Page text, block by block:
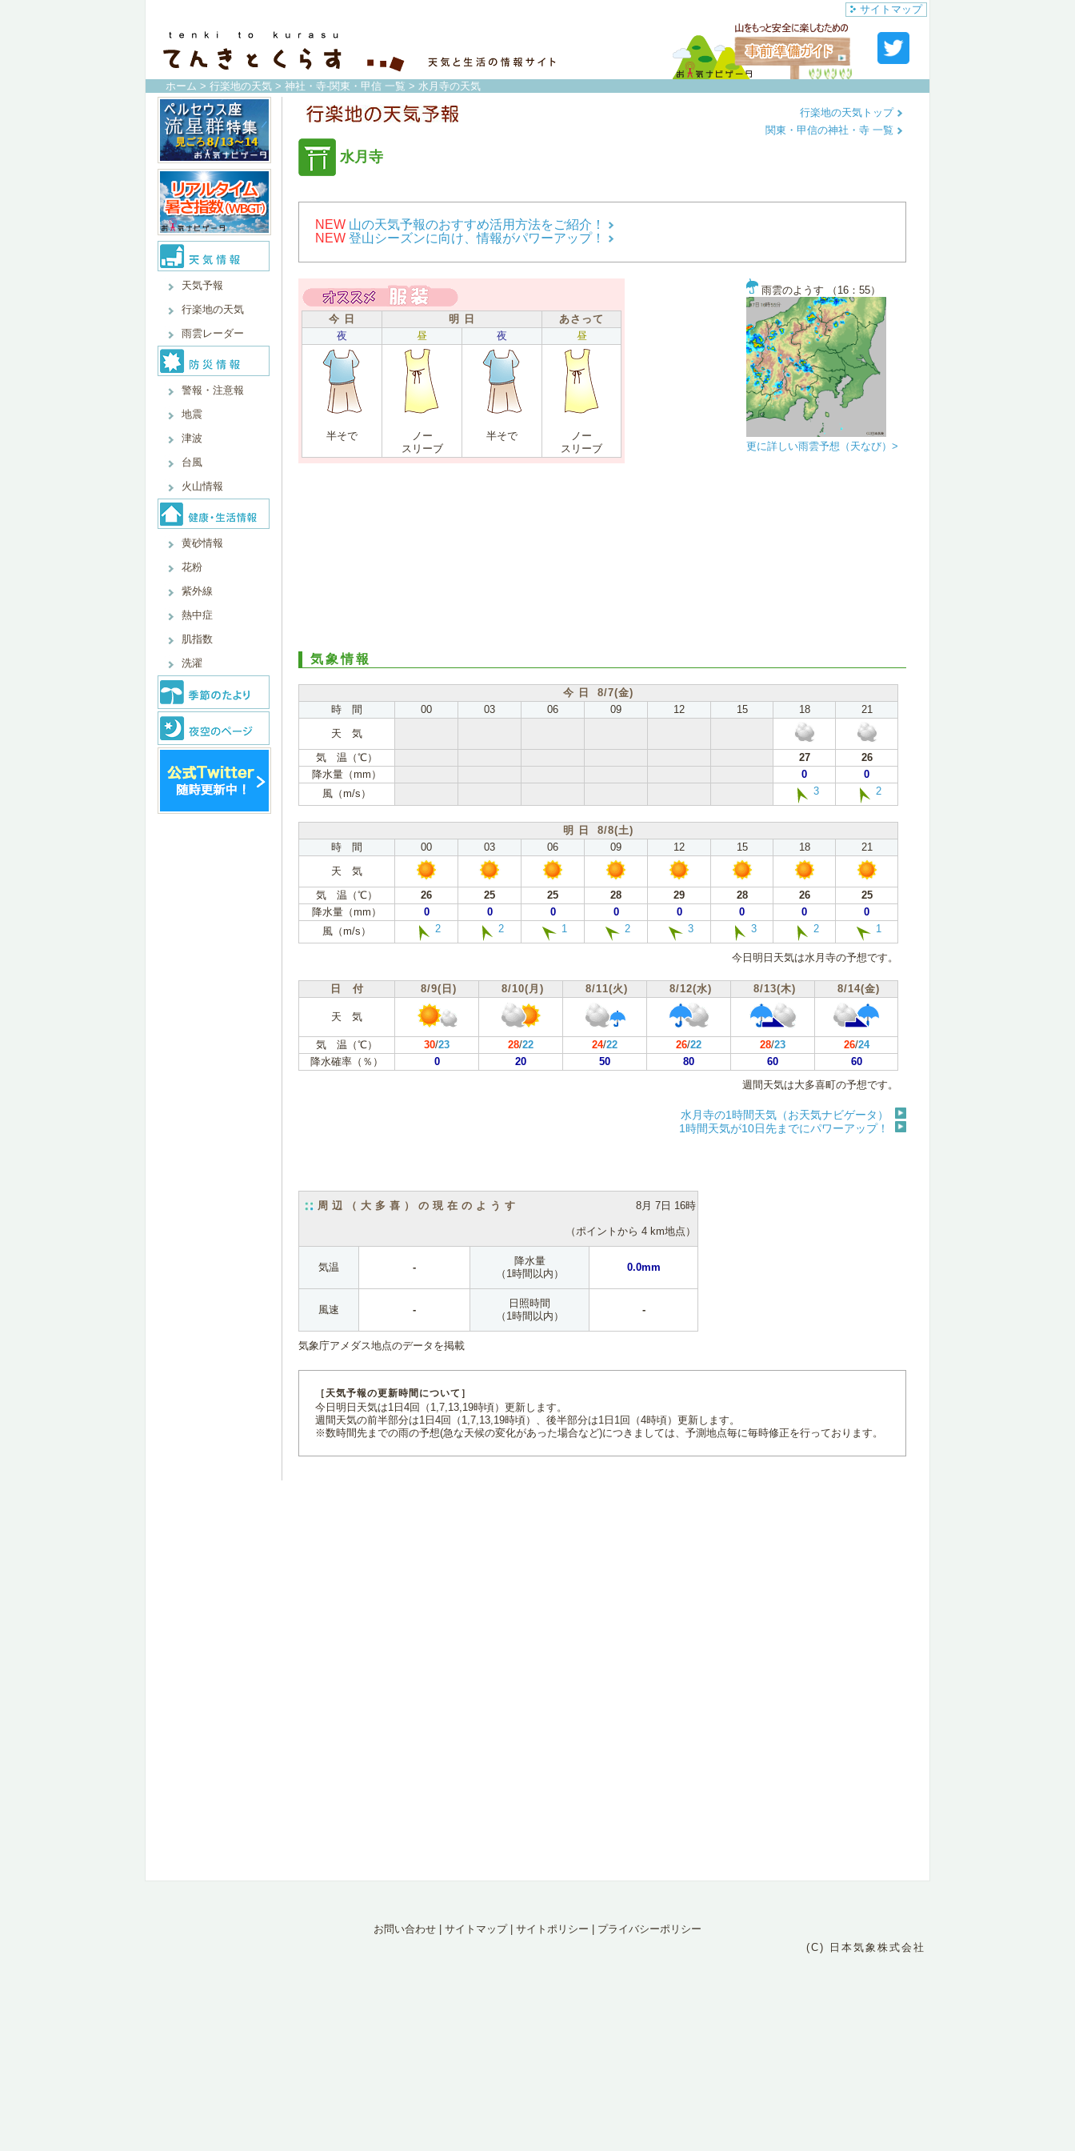
サイトマップ
ホーム > 行楽地の天気 > 神社・寺-関東・甲信 一覧 > 水月寺の天気
天気予報
行楽地の天気
雨雲レーダー
警報・注意報
地震
津波
台風
火山情報
黄砂情報
花粉
紫外線
熱中症
肌指数
洗濯
水月寺
行楽地の天気トップ
関東・甲信の神社・寺 一覧
NEW 山の天気予報のおすすめ活用方法をご紹介！
NEW 登山シーズンに向け、情報がパワーアップ！
今 日 明 日
あさって
夜
昼 夜 昼
半そで
ノー
スリーブ
半そで
ノー
スリーブ
雨雲のようす （16：55）
更に詳しい雨雲予想（天なび）>
気象情報
今 日 8/7(金)
時 間
00 03 06 09 12 15 18
21
天 気
気 温（℃）
27
26
降水量（mm）
0
0
風（m/s）
3 2
明 日 8/8(土)
時 間
00 03 06 09 12 15 18
21
天 気
気 温（℃）
26 25 25 28 29 28 26
25
降水量（mm）
0 0 0 0 0 0 0
0
風（m/s）
2 2 1 2 3 3 2 1
今日明日天気は水月寺の予想です。
日 付 8/9(日) 8/10(月) 8/11(火) 8/12(水) 8/13(木) 8/14(金)
天 気
気 温（℃） 30/23 28/22 24/22 26/22 28/23 26/24
降水確率（％）
0 20 50 80 60
60
週間天気は大多喜町の予想です。
水月寺の1時間天気（お天気ナビゲータ）
1時間天気が10日先までにパワーアップ！
周辺（大多喜）の現在のようす 8月 7日 16時
（ポイントから 4 km地点）
気温 -
降水量
（1時間以内）
0.0mm
風速 -
日照時間
（1時間以内）
-
気象庁アメダス地点のデータを掲載
［天気予報の更新時間について］
今日明日天気は1日4回（1,7,13,19時頃）更新します。
週間天気の前半部分は1日4回（1,7,13,19時頃）、後半部分は1日1回（4時頃）更新します。
※数時間先までの雨の予想(急な天候の変化があった場合など)につきましては、予測地点毎に毎時修正を行っております。
お問い合わせ サイトマップ| サイトポリシー
プライバシーポリシー
(C) 日本気象株式会社